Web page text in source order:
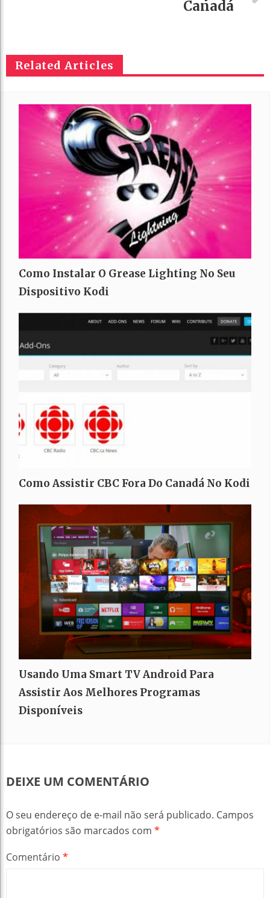
Canadá
Related Articles
Como Instalar O Grease Lighting No Seu
Dispositivo Kodi
Como Assistir CBC Fora Do Canadá No Kodi
Usando Uma Smart TV Android Para
Assistir Aos Melhores Programas
Disponíveis
DEIXE UM COMENTÁRIO
O seu endereço de e-mail não será publicado. Campos
obrigatórios são marcados com *
Comentário *